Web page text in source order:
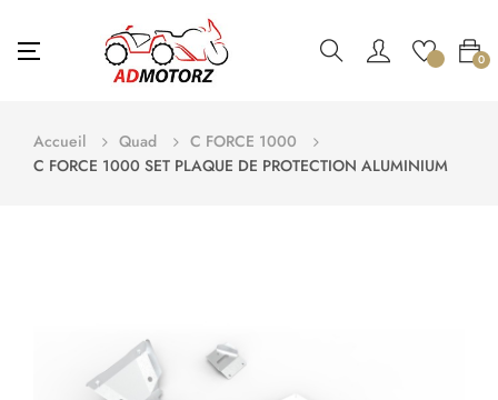
Basculer
navigation
☰ 0
Accueil Quad
C FORCE 1000
C FORCE 1000 SET PLAQUE DE PROTECTION ALUMINIUM